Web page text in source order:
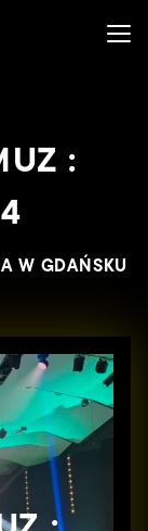
:
W GDAŃSKU